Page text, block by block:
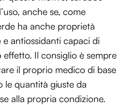
anche se, come
ha anche proprietà
antiossidanti capaci di
effetto. Il consiglio è sempre
il proprio medico di base
le quantità giuste da
alla propria condizione.